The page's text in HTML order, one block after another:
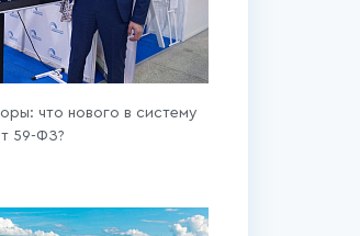
что нового в систему
59-ФЗ?